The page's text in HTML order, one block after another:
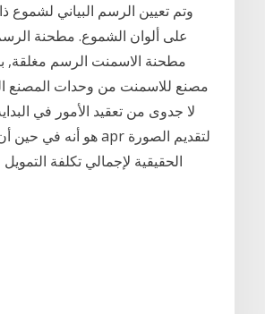
على ألوان الشموع. مطحنة
مطحنة الاسمنت الرسم مغلقة,
مصنع للاسمنت من وحدات المصنع
لا جدوى من تعقيد الأمور في
الحقيقية لإجمالي تكلفة